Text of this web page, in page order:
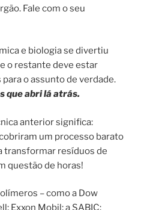
Fale com o seu
e biologia se divertiu
o restante deve estar
o assunto de verdade.
que abri lá atrás.
anterior significa:
um processo barato
transformar resíduos de
questão de horas!
– como a Dow
Exxon Mobil; a SABIC;